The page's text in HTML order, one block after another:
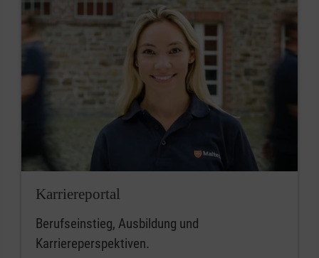
Karriereportal
Berufseinstieg, Ausbildung und
Karriereperspektiven.